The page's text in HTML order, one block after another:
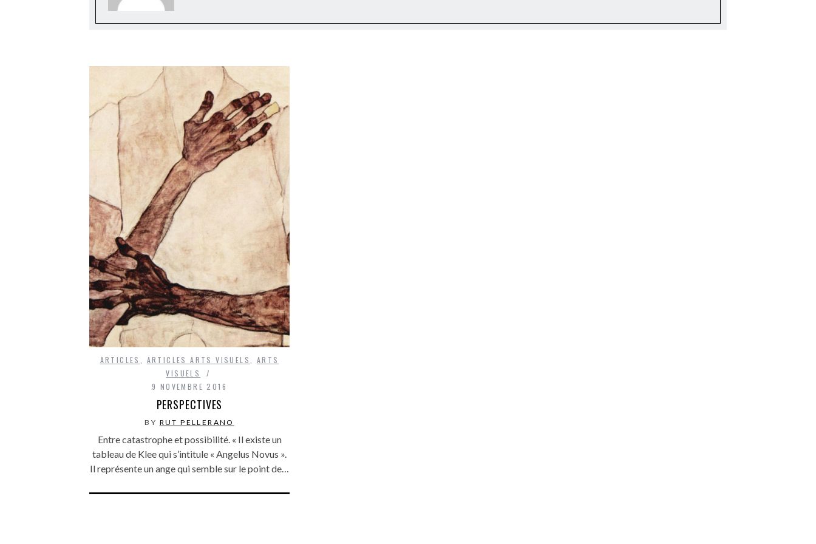
ARTICLES ARTICLES ARTS VISUELS
ARTS
VISUELS
9 NOVEMBRE 2016
PERSPECTIVES
BY RUT PELLERANO
Entre catastrophe et possibilité. « Il existe un
tableau de Klee qui s’intitule « Angelus Novus ».
Il représente un ange qui semble sur le point de…